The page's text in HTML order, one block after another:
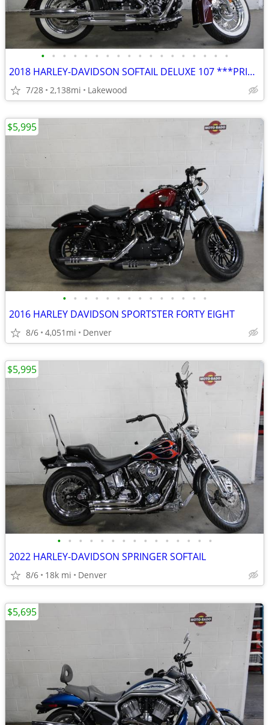
• • • • • • • • • • • • • • • • • •
2018 HARLEY-DAVIDSON SOFTAIL DELUXE 107 ***PRICE REDUCED***
7/28 2,138mi Lakewood
• • • • • • • • • • • • • •
2016 HARLEY DAVIDSON SPORTSTER FORTY EIGHT
8/6 4,051mi Denver
$5,995
• • • • • • • • • • • • • • •
2022 HARLEY-DAVIDSON SPRINGER SOFTAIL
8/6 18k mi Denver
$5,995
$5,695